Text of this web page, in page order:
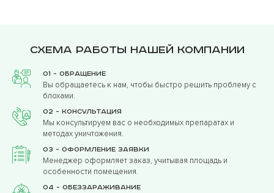
Схема работы нашей компании
01 - Обращение
Вы обращаетесь к нам, чтобы быстро решить проблему с
блохами.
02 - Консультация
Мы консультируем вас о необходимых препаратах и
методах уничтожения.
03 - Оформление заявки
Менеджер оформляет заказ, учитывая площадь и
особенности помещения.
04 - Обеззараживание